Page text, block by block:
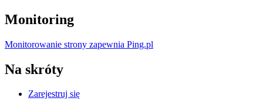
Monitoring
Monitorowanie strony zapewnia Ping.pl
Na skróty
Zarejestruj się